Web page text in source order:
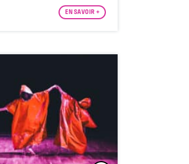
EN SAVOIR +